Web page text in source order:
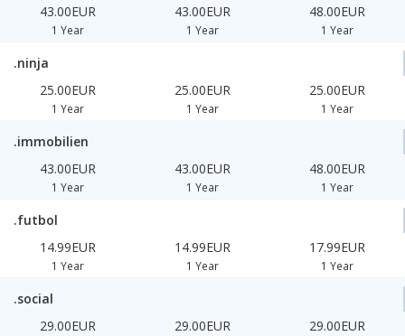
43.00EUR
1 Year
43.00EUR
1 Year
48.00EUR
1 Year
.ninja
25.00EUR
1 Year
25.00EUR
1 Year
25.00EUR
1 Year
.immobilien
43.00EUR
1 Year
43.00EUR
1 Year
48.00EUR
1 Year
.futbol
14.99EUR
1 Year
14.99EUR
1 Year
17.99EUR
1 Year
.social
29.00EUR
29.00EUR 29.00EUR